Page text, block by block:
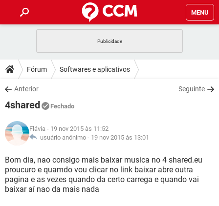
MENU
CELULAR FACEBOOK
OUTLOOK
INSTAGRAM
GUIA DE COMPRAS
DICAS
JOGOS WHATSAPP
INSTAGRAM
DOWNLOADS
JOGOS
CELULAR
OUTLOOK EXCEL
INSTAGRAM
GUIA DE COMPRAS
JOGOS
OUTLOOK EXCEL
INSTAGRAM GMAIL
GLOSSÁRIO
JOGOS WHATSAPP
CELULAR FACEBOOK
OUTLOOK
Fórum Softwares e aplicativos
Anterior Seguinte
4shared Fechado
Flávia - 19 nov 2015 às 11:52
usuário anônimo - 19 nov 2015 às 13:01
Bom dia, nao consigo mais baixar musica no 4 shared.eu
proucuro e quamdo vou clicar no link baixar abre outra
pagina e as vezes quando da certo carrega e quando vai
baixar aí nao da mais nada